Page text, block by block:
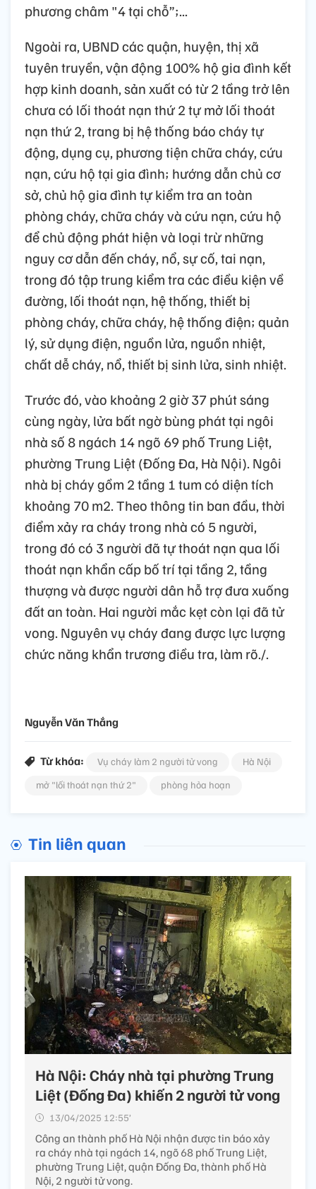
phương châm "4 tại chỗ”;...
Ngoài ra, UBND các quận, huyện, thị xã
tuyên truyền, vận động 100% hộ gia đình kết
hợp kinh doanh, sản xuất có từ 2 tầng trở lên
chưa có lối thoát nạn thứ 2 tự mở lối thoát
nạn thứ 2, trang bị hệ thống báo cháy tự
động, dụng cụ, phương tiện chữa cháy, cứu
nạn, cứu hộ tại gia đình; hướng dẫn chủ cơ
sở, chủ hộ gia đình tự kiểm tra an toàn
phòng cháy, chữa cháy và cứu nạn, cứu hộ
để chủ động phát hiện và loại trừ những
nguy cơ dẫn đến cháy, nổ, sự cố, tai nạn,
trong đó tập trung kiểm tra các điều kiện về
đường, lối thoát nạn, hệ thống, thiết bị
phòng cháy, chữa cháy, hệ thống điện; quản
lý, sử dụng điện, nguồn lửa, nguồn nhiệt,
chất dễ cháy, nổ, thiết bị sinh lửa, sinh nhiệt.
Trước đó, vào khoảng 2 giờ 37 phút sáng
cùng ngày, lửa bất ngờ bùng phát tại ngôi
nhà số 8 ngách 14 ngõ 69 phố Trung Liệt,
phường Trung Liệt (Đống Đa, Hà Nội). Ngôi
nhà bị cháy gồm 2 tầng 1 tum có diện tích
khoảng 70 m2. Theo thông tin ban đầu, thời
điểm xảy ra cháy trong nhà có 5 người,
trong đó có 3 người đã tự thoát nạn qua lối
thoát nạn khẩn cấp bố trí tại tầng 2, tầng
thượng và được người dân hỗ trợ đưa xuống
đất an toàn. Hai người mắc kẹt còn lại đã tử
vong. Nguyên vụ cháy đang được lực lượng
chức năng khẩn trương điều tra, làm rõ./.
Nguyễn Văn Thắng
Từ khóa: Vụ cháy làm 2 người tử vong
Hà Nội
mở "lối thoát nạn thứ 2"
phòng hỏa hoạn
Tin liên quan
Hà Nội: Cháy nhà tại phường Trung
Liệt (Đống Đa) khiến 2 người tử vong
13/04/2025 12:55’
Công an thành phố Hà Nội nhận được tin báo xảy
ra cháy nhà tại ngách 14, ngõ 68 phố Trung Liệt,
phường Trung Liệt, quận Đống Đa, thành phố Hà
Nội, 2 người tử vong.